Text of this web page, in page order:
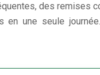
des remises
une seule